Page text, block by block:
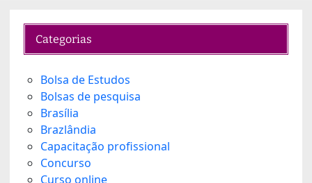
Categorias
Bolsa de Estudos
Bolsas de pesquisa
Brasília
Brazlândia
Capacitação profissional
Concurso
Curso online